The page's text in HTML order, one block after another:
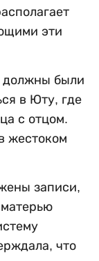
эти
должны были
в Юту, где
с отцом.
жестоком
записи,
что